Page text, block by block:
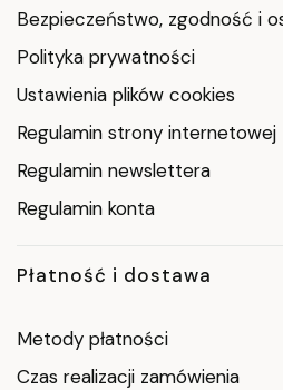
Bezpieczeństwo, zgodność i
Polityka prywatności
Ustawienia plików cookies
Regulamin strony internetowej
Regulamin newslettera
Regulamin konta
Płatność i dostawa
Metody płatności
Czas realizacji zamówienia